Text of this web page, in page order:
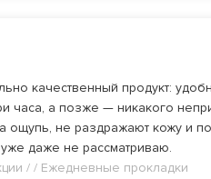
качественный продукт:
часа, а позже — никакого
ощупь, не раздражают кожу и
даже не рассматриваю.
/ / Ежедневные прокладки